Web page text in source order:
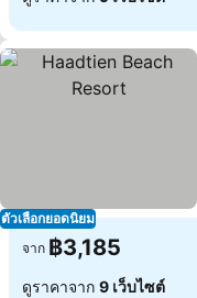
ตัวเลือกยอดนิยม
จาก ฿3,185
ดูราคาจาก 9 เว็บไซต์